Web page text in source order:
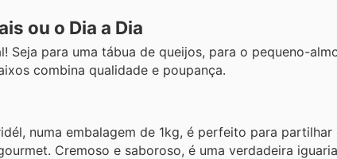
ou o Dia a Dia
Seja para uma tábua de queijos, para o pequeno-
combina qualidade e poupança.
numa embalagem de 1kg, é perfeito para
Cremoso e saboroso, é uma verdadeira